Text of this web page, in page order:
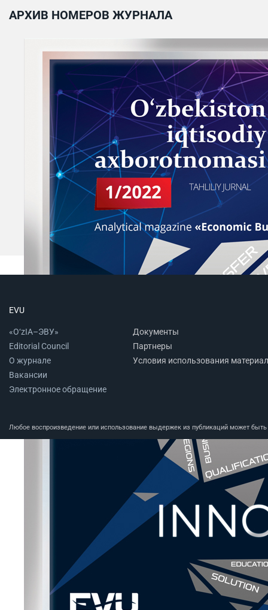
АРХИВ НОМЕРОВ ЖУРНАЛА
EVU
«O‘zIA–ЭВУ»
Editorial Council
О журнале
Вакансии
Электронное обращение
Документы
Партнеры
Условия использования
Любое воспроизведение или использование выдержек из публикаций может